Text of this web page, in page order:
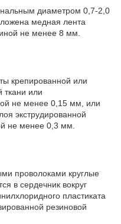
диаметром 0,7-2,0
медная лента
не менее 8 мм.
крепированной или
ткани или
не менее 0,15 мм, или
экструдированной
не менее 0,3 мм.
проволоками круглые
в сердечник вокруг
пластиката
резиновой